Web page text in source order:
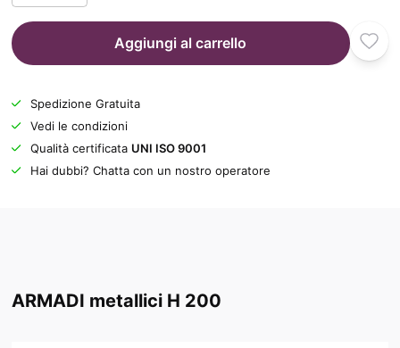
Aggiungi al carrello
Spedizione Gratuita
Vedi le condizioni
Qualità certificata UNI ISO 9001
Hai dubbi? Chatta con un nostro operatore
ARMADI metallici H 200